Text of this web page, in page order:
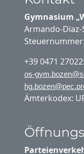
Gymnasium
Armando-Diaz-
+39 0471
os-
Ämterkodex: